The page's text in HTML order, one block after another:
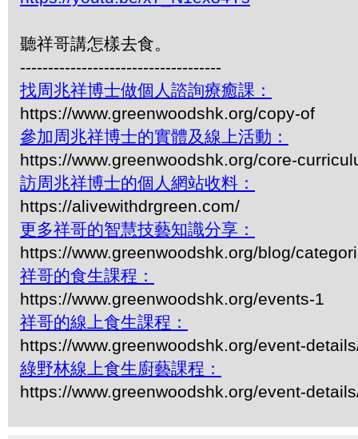
聽祥哥講怎樣去食。
------------------------------------
找周兆祥博士做個人諮詢療癒課：
https://www.greenwoodshk.org/copy-of
參加周兆祥博士的實體及線上活動：
https://www.greenwoodshk.org/core-
訪周兆祥博士的個人網站收料：
https://alivewithdrgreen.com/
更多祥哥的智慧技藝知識分享：
https://www.greenwoodshk.org/blog/
祥哥的食生課程：
https://www.greenwoodshk.org/events-1
祥哥的線上食生課程：
https://www.greenwoodshk.org/event-
綠野林線上食生廚藝課程：
https://www.greenwoodshk.org/event-